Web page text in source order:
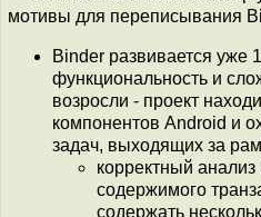
мотивы для переписывания
Binder развивается уже
функциональность и
возросли - проект
компонентов Android и
задач, выходящих за
корректный
содержимого
содержать